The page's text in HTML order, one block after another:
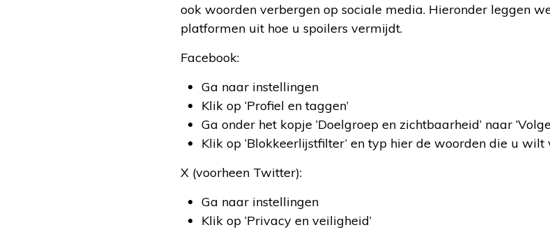
ook woorden verbergen op sociale media. Hieronder leggen
platformen uit hoe u spoilers vermijdt.
Facebook:
Ga naar instellingen
Klik op ‘Profiel en taggen’
Ga onder het kopje ‘Doelgroep en zichtbaarheid’ naar
Klik op ‘Blokkeerlijstfilter’ en typ hier de woorden die u wilt
X (voorheen Twitter):
Ga naar instellingen
Klik op ‘Privacy en veiligheid’